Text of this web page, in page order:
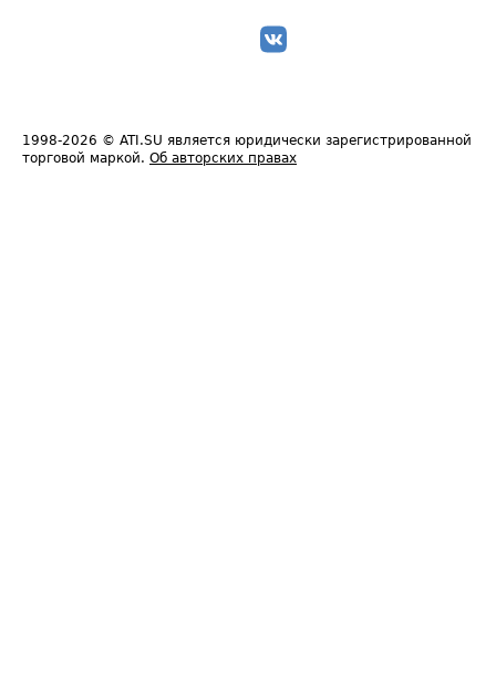
1998-2026 © ATI.SU является юридически зарегистрированной
торговой маркой. Об авторских правах